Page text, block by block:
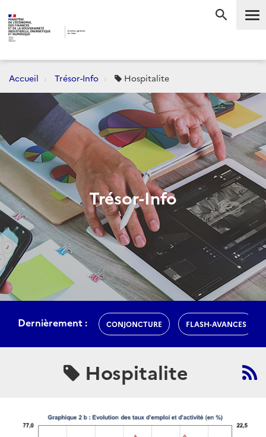
Accueil Trésor-Info Hospitalite
Trésor-Info
Dernièrement : CONJONCTURE FLASH-AVANCES
Hospitalite